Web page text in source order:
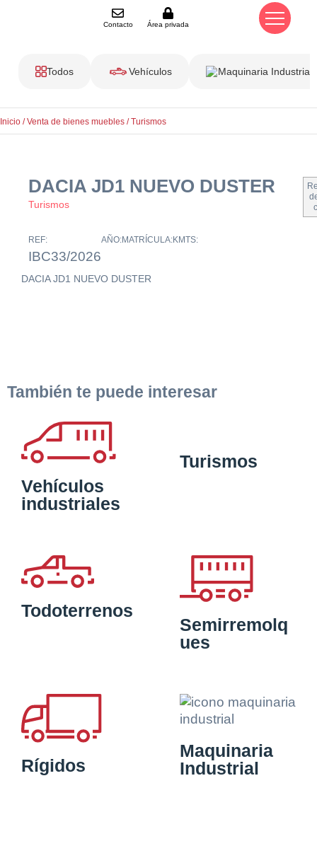
Contacto Área privada
Todos Vehículos Maquinaria Industrial
Inicio /Venta de bienes muebles /Turismos
DACIA JD1 NUEVO DUSTER
Turismos
REF:
IBC33/2026
AÑO:MATRÍCULA:KMTS:
DACIA JD1 NUEVO DUSTER
También te puede interesar
Vehículos
industriales
Turismos
Todoterrenos
Semirremolq
ues
Rígidos
Maquinaria
Industrial